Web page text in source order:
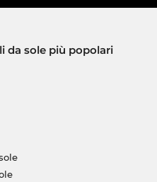
da sole più popolari